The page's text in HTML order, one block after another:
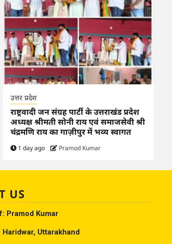
उत्तर प्रदेश
राष्ट्रवादी जन संग्रह पार्टी के उत्तराखंड प्रदेश
अध्यक्ष श्रीमती सोनी राय एवं समाजसेवी श्री
चंद्रमणि राय का गाज़ीपुर में भव्य स्वागत
1 day ago Pramod Kumar
US
Pramod Kumar
Uttarakhand